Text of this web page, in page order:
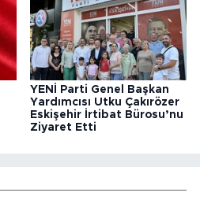
YENİ Parti Genel Başkan
Yardımcısı Utku Çakırözer
Eskişehir İrtibat Bürosu’nu
Ziyaret Etti